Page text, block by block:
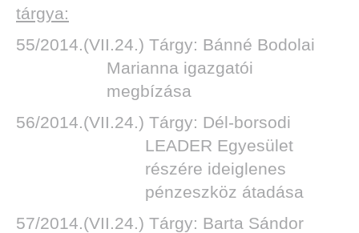
tárgya:
55/2014.(VII.24.) Tárgy: Bánné Bodolai
Marianna igazgatói
megbízása
56/2014.(VII.24.) Tárgy: Dél-borsodi
LEADER Egyesület
részére ideiglenes
pénzeszköz átadása
57/2014.(VII.24.) Tárgy: Barta Sándor